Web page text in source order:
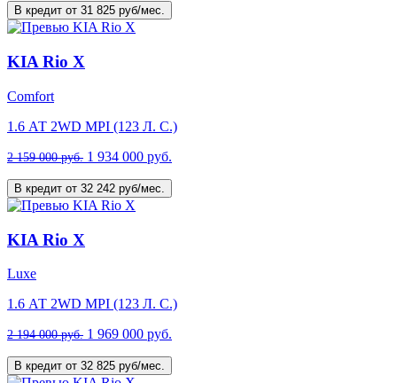
В кредит от 31 825 руб/мес.
KIA Rio X
Comfort
1.6 АТ 2WD MPI (123 Л. C.)
2 159 000 руб. 1 934 000 руб.
В кредит от 32 242 руб/мес.
KIA Rio X
Luxe
1.6 АТ 2WD MPI (123 Л. C.)
2 194 000 руб. 1 969 000 руб.
В кредит от 32 825 руб/мес.